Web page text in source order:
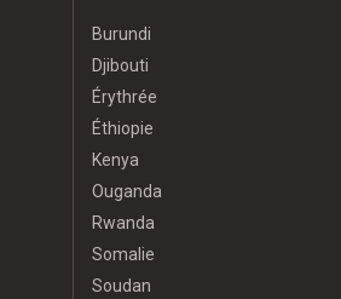
Burundi
Djibouti
Érythrée
Éthiopie
Kenya
Ouganda
Rwanda
Somalie
Soudan